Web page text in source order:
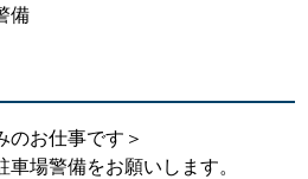
備
のお仕事です＞
場警備をお願いします。